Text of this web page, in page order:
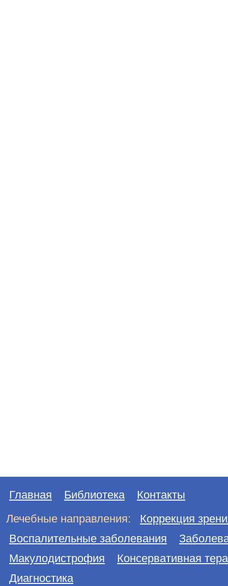
Главная Библиотека
Контакты
Лечебные направления:
Коррекция
Воспалительные заболевания
Макулодистрофия
Консервативная
Диагностика